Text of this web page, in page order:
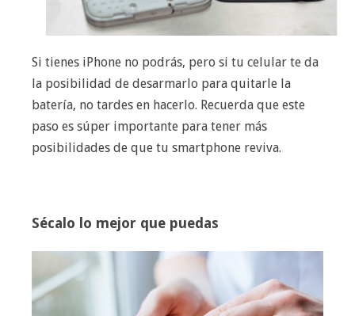
Si tienes iPhone no podrás, pero si tu celular te da
la posibilidad de desarmarlo para quitarle la
batería, no tardes en hacerlo. Recuerda que este
paso es súper importante para tener más
posibilidades de que tu smartphone reviva.
Sécalo lo mejor que puedas